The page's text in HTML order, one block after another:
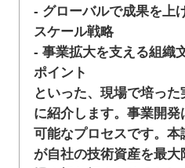
- グローバルで成果を上
スケール戦略
- 事業拡大を支える組織
ポイント
といった、現場で培っ
に紹介します。事業開
可能なプロセスです。本
が自社の技術資産を最